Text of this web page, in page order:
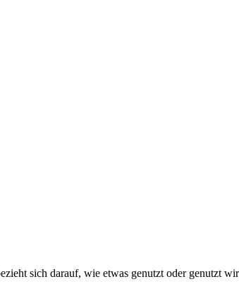
sich darauf, wie etwas genutzt oder genutzt